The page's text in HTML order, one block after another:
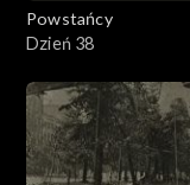
Powstańcy
Dzień 38